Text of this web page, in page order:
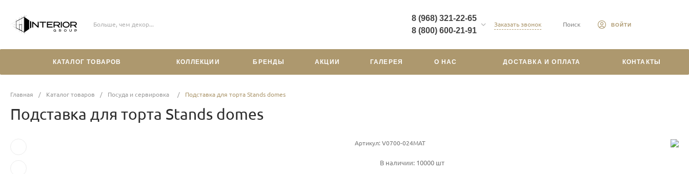
Больше, чем декор...
8 (968) 321-22-65
8 (800) 600-21-91
г. Москва, Ленинградский
проспект 29, корпус 1 (есть
Заказать звонок Поиск ВОЙТИ
КАТАЛОГ ТОВАРОВ КОЛЛЕКЦИИ БРЕНДЫ АКЦИИ ГАЛЕРЕЯ О НАС ДОСТАВКА И ОПЛАТА КОНТАКТЫ
Главная / Каталог товаров / Посуда и сервировка / Подставка для торта Stands domes
Подставка для торта Stands domes
Артикул: V0700-024MAT
В наличии: 10000 шт